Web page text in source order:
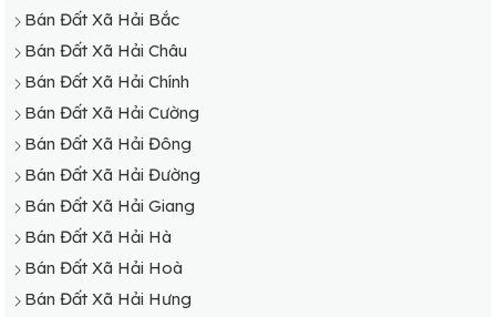
Bán Đất Xã Hải Bắc
Bán Đất Xã Hải Châu
Bán Đất Xã Hải Chính
Bán Đất Xã Hải Cường
Bán Đất Xã Hải Đông
Bán Đất Xã Hải Đường
Bán Đất Xã Hải Giang
Bán Đất Xã Hải Hà
Bán Đất Xã Hải Hoà
Bán Đất Xã Hải Hưng